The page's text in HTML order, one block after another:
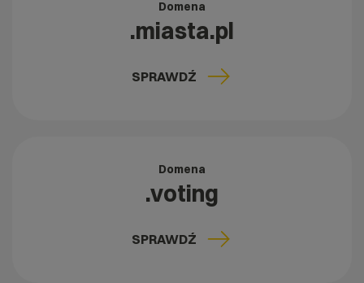
Domena
.miasta.pl
SPRAWDŹ
Domena
.voting
SPRAWDŹ